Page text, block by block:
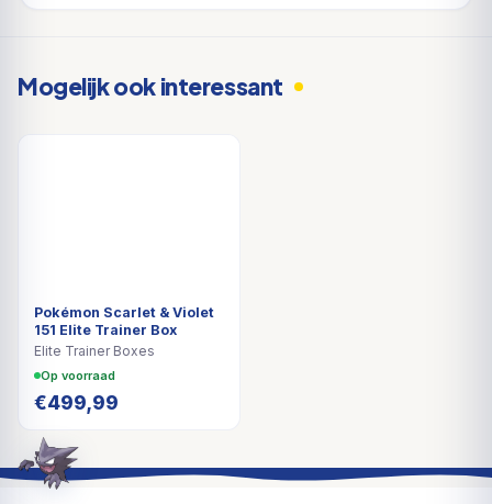
Mogelijk ook interessant
Pokémon Scarlet & Violet
151 Elite Trainer Box
Elite Trainer Boxes
Op voorraad
€499,99